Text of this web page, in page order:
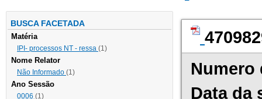
BUSCA FACETADA
Matéria
IPI- processos NT - ressa (1)
Nome Relator
Não Informado (1)
Ano Sessão
0006 (1)
Numero
Data da